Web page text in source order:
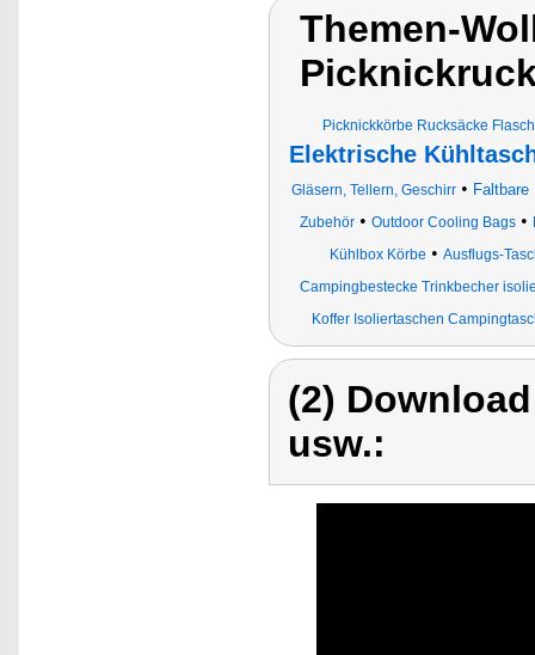
Themen-
Picknickkörbe Rucksäcke
Elektrische
Gläsern, Tellern, Geschirr •
Zubehör • Outdoor Cooling Bags •
Kühlbox Körbe • Ausflugs-
Campingbestecke Trinkbecher
Koffer Isoliertaschen
(2)
usw.: